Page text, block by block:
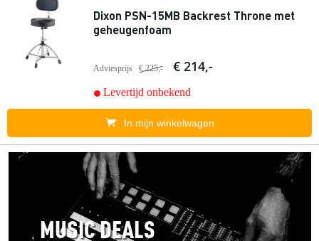
Dixon PSN-15MB Backrest Throne met
geheugenfoam
Adviesprijs € 225,- € 214,-
Levertijd onbekend
In mijn winkelwagen